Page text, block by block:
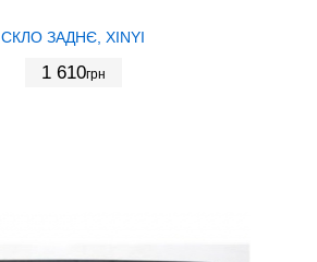
СКЛО ЗАДНЄ, XINYI
1 610грн